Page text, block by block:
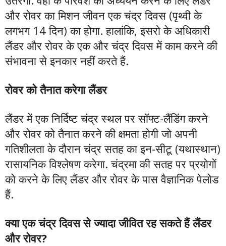
और रोवर का मिशन जीवन एक चंद्र दिवस (पृथ्वी के
लगभग 14 दिन) का होगा. हालांकि, इसरो के अधिकारी
लैंडर और रोवर के एक और चंद्र दिवस में काम करने की
संभावना से इनकार नहीं करते हैं.
रोवर को तैनात करेगा लैंडर
लैंडर में एक निर्दिष्ट चंद्र स्थल पर सॉफ्ट-लैंडिंग करने
और रोवर को तैनात करने की क्षमता होगी जो अपनी
गतिशीलता के दौरान चंद्र सतह का इन-सीटू (यथास्थान)
रासायनिक विश्लेषण करेगा. चंद्रमा की सतह पर प्रयोगों
को करने के लिए लैंडर और रोवर के पास वैज्ञानिक पेलोड
हैं.
क्या एक चंद्र दिवस से ज्यादा जीवित रह सकते हैं लैंडर
और रोवर?